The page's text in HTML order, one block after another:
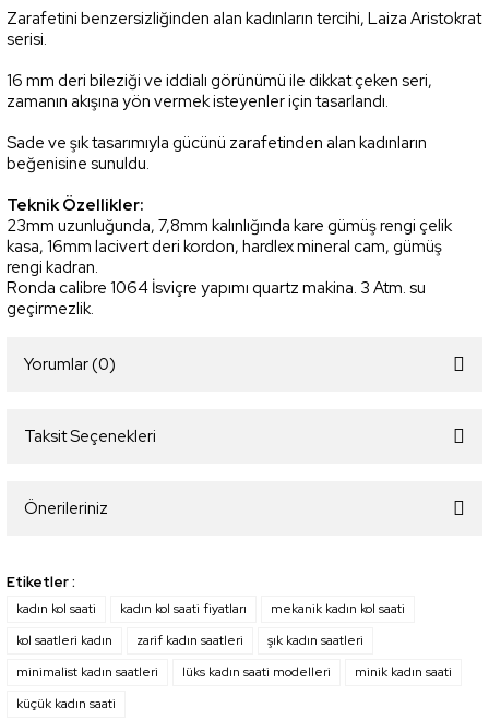
Zarafetini benzersizliğinden alan kadınların tercihi, Laiza Aristokrat
serisi.
16 mm deri bileziği ve iddialı görünümü ile dikkat çeken seri,
zamanın akışına yön vermek isteyenler için tasarlandı.
Sade ve şık tasarımıyla gücünü zarafetinden alan kadınların
beğenisine sunuldu.
Teknik Özellikler:
23mm uzunluğunda, 7,8mm kalınlığında kare gümüş rengi çelik
kasa, 16mm lacivert deri kordon, hardlex mineral cam, gümüş
rengi kadran.
Ronda calibre 1064 İsviçre yapımı quartz makina. 3 Atm. su
geçirmezlik.
Yorumlar (0)
Taksit Seçenekleri
Önerileriniz
yetersiz gördüğünüz noktaları öneri formunu kullanarak tarafımıza
iletebilirsiniz.
Ürün açıklamasında eksik bilgiler bulunuyor.
Etiketler :
kadın kol saati kadın kol saati fiyatları
mekanik kadın kol saati
kol saatleri kadın
zarif kadın saatleri
şık kadın saatleri
minimalist kadın saatleri
lüks kadın saati modelleri
minik kadın saati
küçük kadın saati